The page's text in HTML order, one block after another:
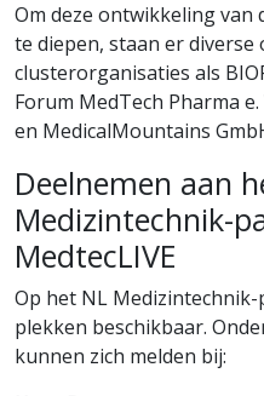
Om deze ontwikkeling
te diepen, staan er
clusterorganisaties als
Forum MedTech Pharma e.
en MedicalMountains
Deelnemen aan
Medizintechnik-
MedtecLIVE
Op het NL
plekken beschikbaar.
kunnen zich melden bij: